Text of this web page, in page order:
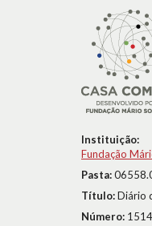
Instituição:
Fundação
Pasta:
Título:Diário
Número: